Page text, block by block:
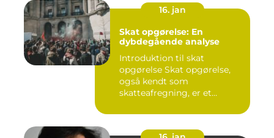
16. jan
Skat opgørelse: En
dybdegående analyse
Introduktion til skat
opgørelse Skat opgørelse,
også kendt som
skatteafregning, er et